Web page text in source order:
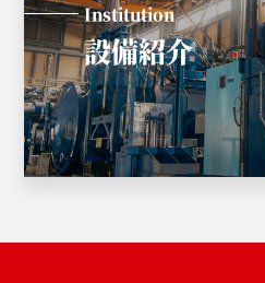
Institution
設備紹介